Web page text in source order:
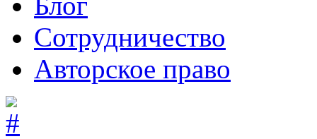
Сотрудничество
Авторское право